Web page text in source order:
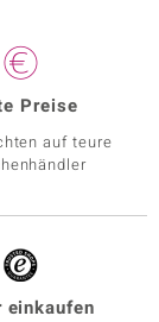
Preise
auf teure
einkaufen